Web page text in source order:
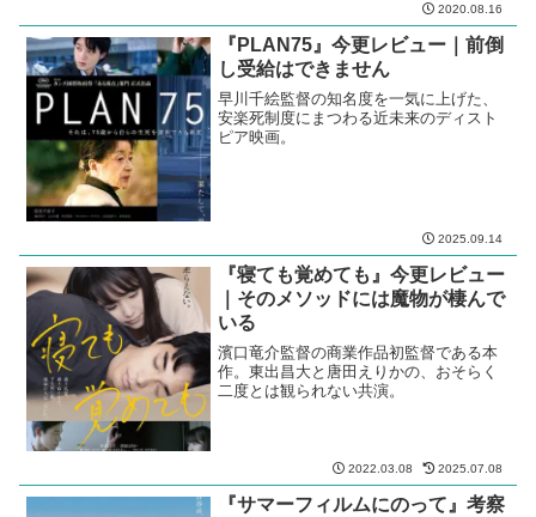
2020.08.16
『PLAN75』今更レビュー｜前倒
し受給はできません
早川千絵監督の知名度を一気に上げた、
安楽死制度にまつわる近未来のディスト
ピア映画。
2025.09.14
『寝ても覚めても』今更レビュー
｜そのメソッドには魔物が棲んで
いる
濱口竜介監督の商業作品初監督である本
作。東出昌大と唐田えりかの、おそらく
二度とは観られない共演。
2022.03.08 2025.07.08
『サマーフィルムにのって』考察